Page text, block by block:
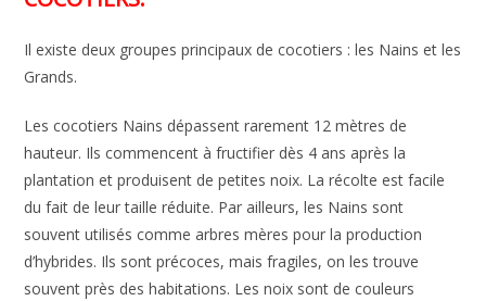
Il existe deux groupes principaux de cocotiers : les Nains et les
Grands.
Les cocotiers Nains dépassent rarement 12 mètres de
hauteur. Ils commencent à fructifier dès 4 ans après la
plantation et produisent de petites noix. La récolte est facile
du fait de leur taille réduite. Par ailleurs, les Nains sont
souvent utilisés comme arbres mères pour la production
d’hybrides. Ils sont précoces, mais fragiles, on les trouve
souvent près des habitations. Les noix sont de couleurs